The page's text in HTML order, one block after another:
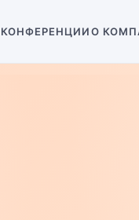
КОНФЕРЕНЦИИО